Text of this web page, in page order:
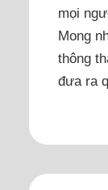
mọi
Mong
thông
đưa ra